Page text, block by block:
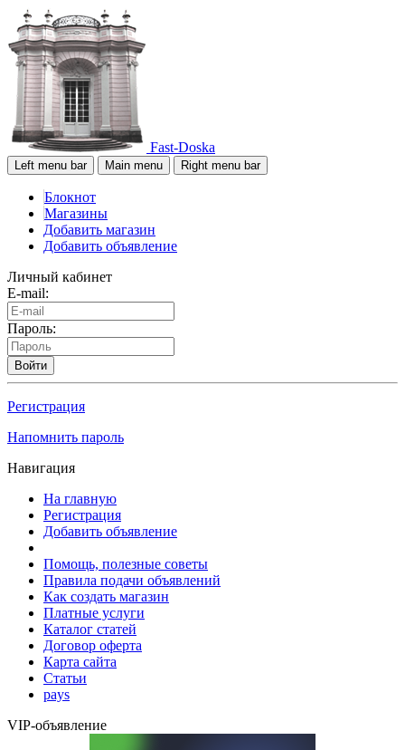
Fast-Doska
Left menu bar Main menu Right menu bar
Блокнот
Магазины
Добавить магазин
Добавить объявление
Личный кабинет
E-mail:
Пароль:
Войти
Регистрация
Напомнить пароль
Навигация
На главную
Регистрация
Добавить объявление
Помощь, полезные советы
Правила подачи объявлений
Как создать магазин
Платные услуги
Каталог статей
Договор оферта
Карта сайта
Статьи
pays
VIP-объявление